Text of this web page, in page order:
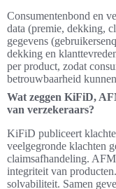
Consumentenbond en
data (premie, dekking,
gegevens
dekking en
per product, zodat
betrouwbaarheid
Wat zeggen KiFiD,
van verzekeraars?
KiFiD publiceert
veelgegronde klachten
claimsafhandeling.
integriteit van
solvabiliteit. Samen